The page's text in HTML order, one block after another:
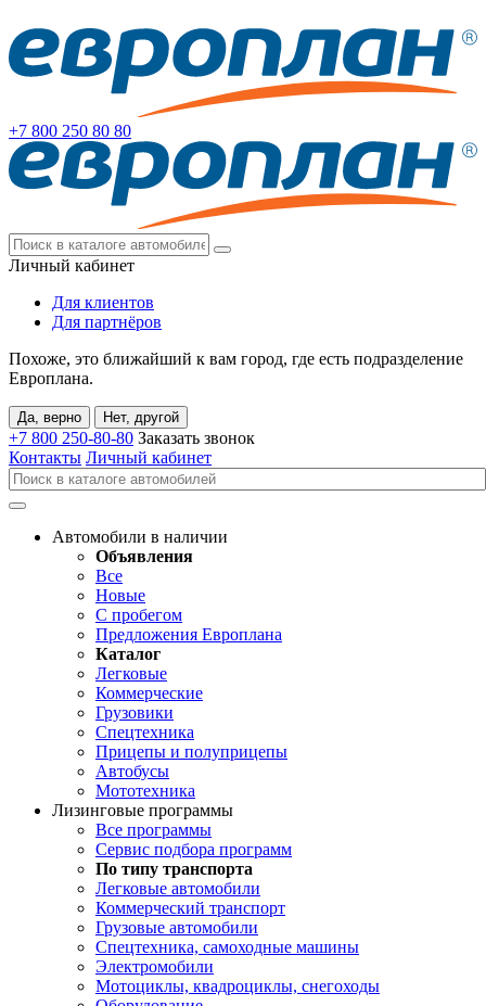
+7 800 250 80 80
Личный кабинет
Для клиентов
Для партнёров
Похоже, это ближайший к вам город, где есть подразделение
Европлана.
Да, верно Нет, другой
+7 800 250-80-80 Заказать звонок
Контакты Личный кабинет
Автомобили в наличии
Объявления
Все
Новые
С пробегом
Предложения Европлана
Каталог
Легковые
Коммерческие
Грузовики
Спецтехника
Прицепы и полуприцепы
Автобусы
Мототехника
Лизинговые программы
Все программы
Сервис подбора программ
По типу транспорта
Легковые автомобили
Коммерческий транспорт
Грузовые автомобили
Спецтехника, самоходные машины
Электромобили
Мотоциклы, квадроциклы, снегоходы